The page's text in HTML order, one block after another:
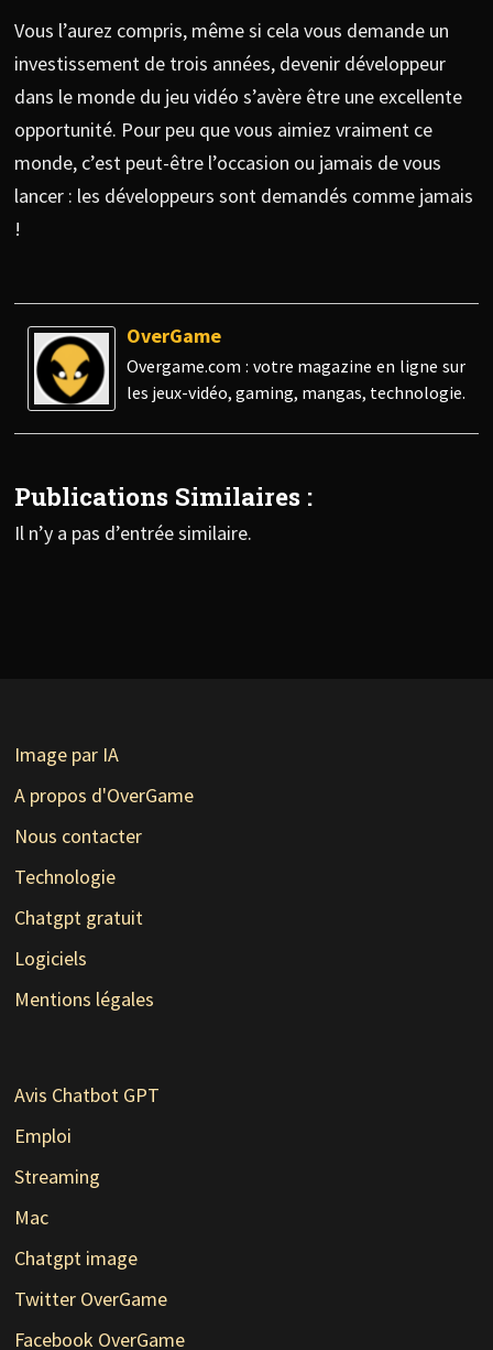
Vous l’aurez compris, même si cela vous demande un
investissement de trois années, devenir développeur
dans le monde du jeu vidéo s’avère être une excellente
opportunité. Pour peu que vous aimiez vraiment ce
monde, c’est peut-être l’occasion ou jamais de vous
lancer : les développeurs sont demandés comme jamais
!
OverGame
Overgame.com : votre magazine en ligne sur
les jeux-vidéo, gaming, mangas, technologie.
Publications Similaires :
Il n’y a pas d’entrée similaire.
Image par IA
A propos d'OverGame
Nous contacter
Technologie
Chatgpt gratuit
Logiciels
Mentions légales
Avis Chatbot GPT
Emploi
Streaming
Mac
Chatgpt image
Twitter OverGame
Facebook OverGame